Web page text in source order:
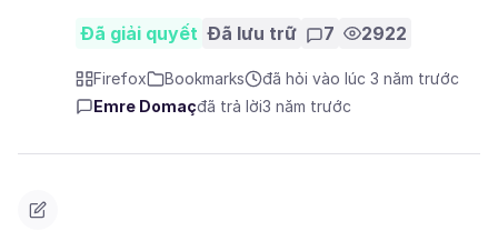
Đã giải quyết Đã lưu trữ 7 2922
Firefox Bookmarks
đã hỏi vào lúc 3 năm trước
Emre Domaçđã trả lời3 năm trước